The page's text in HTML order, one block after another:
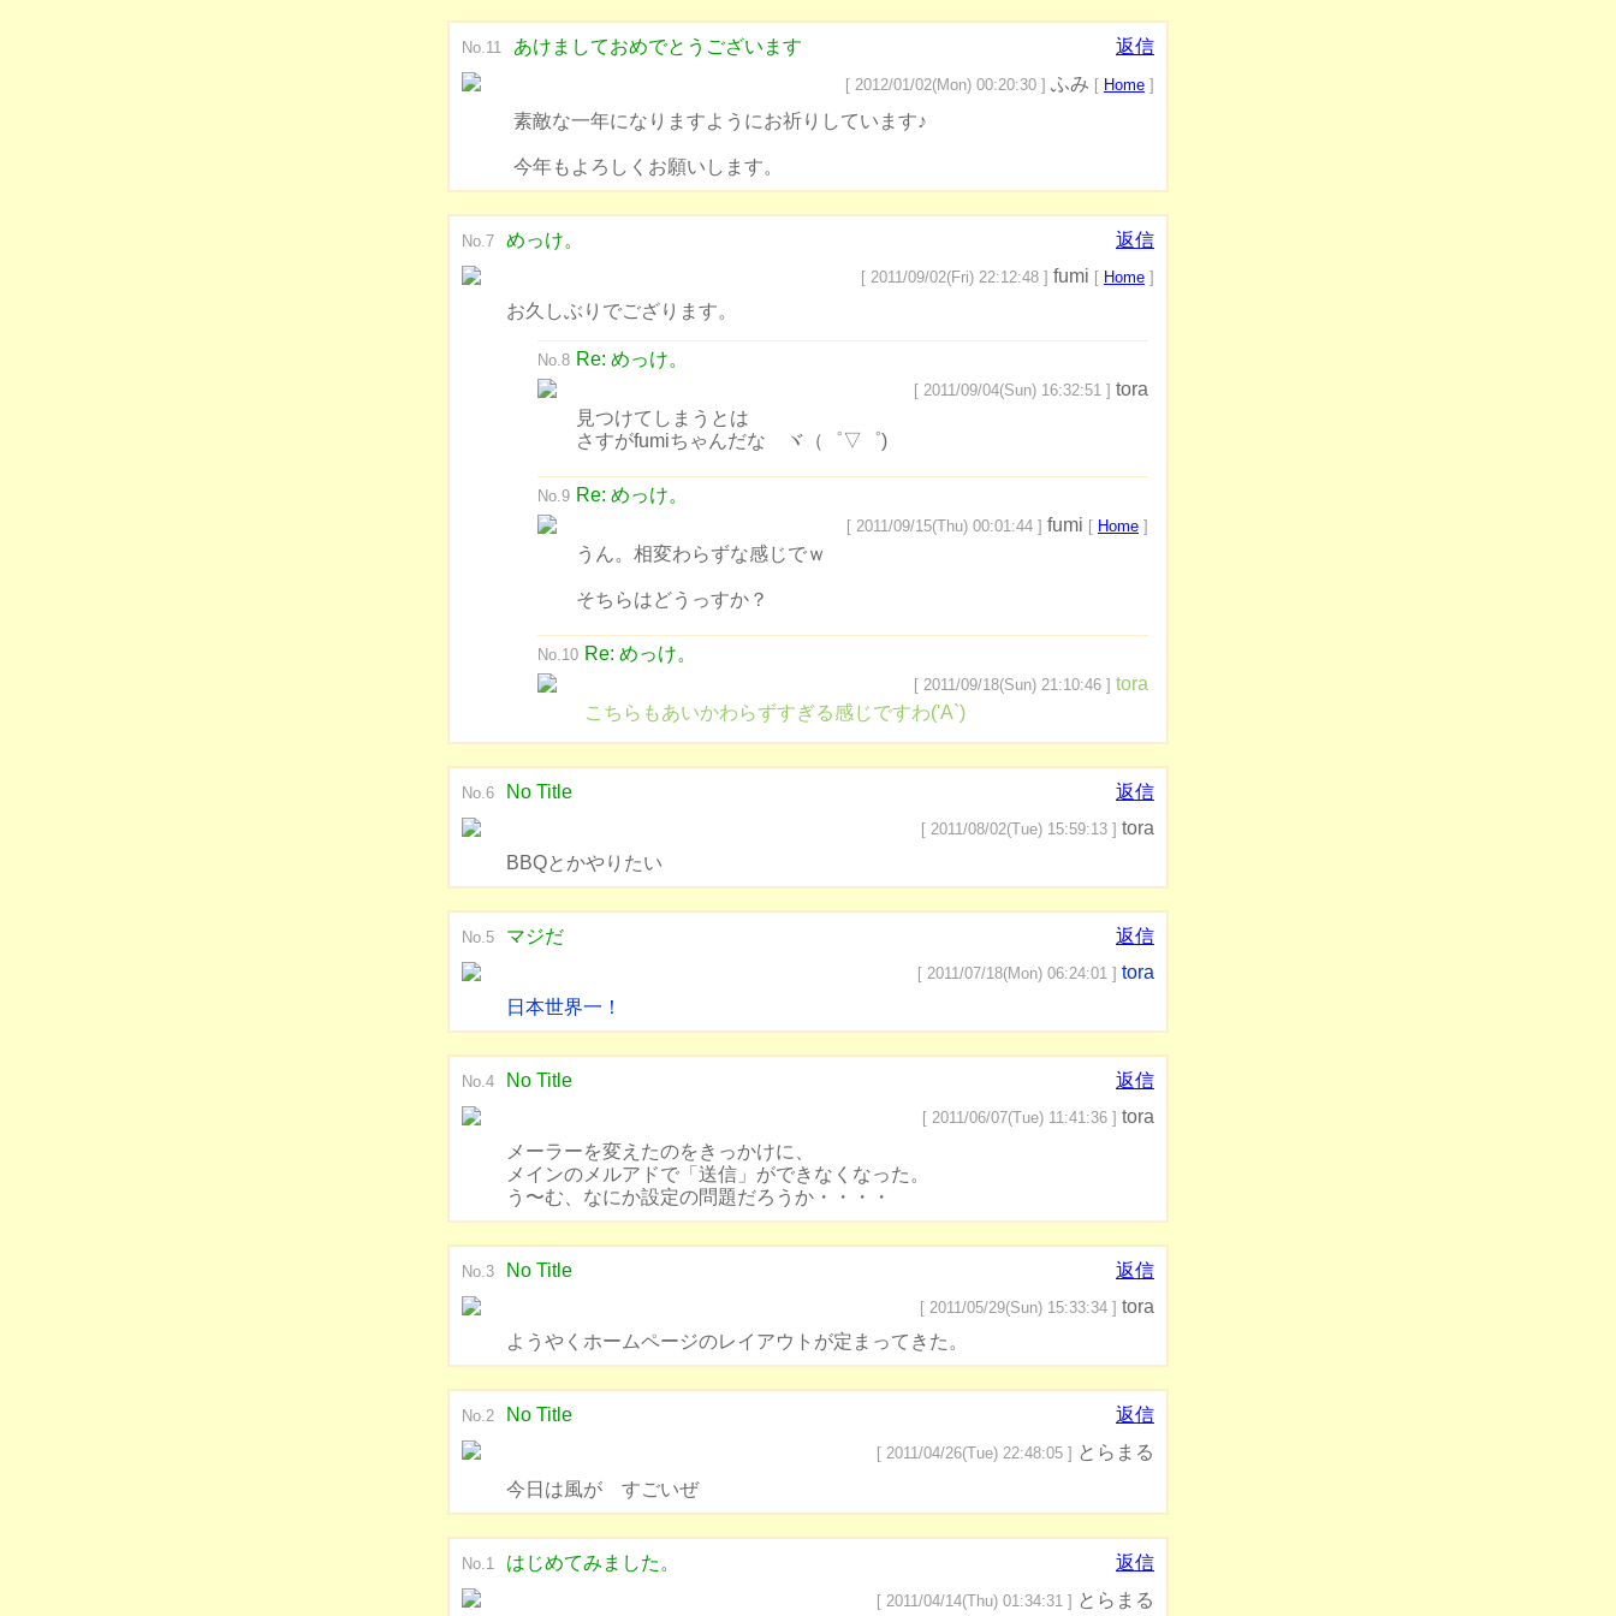
No.11 あけましておめでとうございます 返信
[ 2012/01/02(Mon) 00:20:30 ] ふみ [ Home ]
素敵な一年になりますようにお祈りしています♪
今年もよろしくお願いします。
No.7 めっけ。 返信
[ 2011/09/02(Fri) 22:12:48 ] fumi [ Home ]
お久しぶりでござります。
No.8 Re: めっけ。
[ 2011/09/04(Sun) 16:32:51 ] tora
見つけてしまうとは
さすがfumiちゃんだな ヾ（゜▽゜)
No.9 Re: めっけ。
[ 2011/09/15(Thu) 00:01:44 ] fumi [ Home ]
うん。相変わらずな感じでｗ
そちらはどうっすか？
No.10 Re: めっけ。
[ 2011/09/18(Sun) 21:10:46 ] tora
こちらもあいかわらずすぎる感じですわ('A`)
No.6 No Title 返信
[ 2011/08/02(Tue) 15:59:13 ] tora
BBQとかやりたい
No.5 マジだ 返信
[ 2011/07/18(Mon) 06:24:01 ] tora
日本世界一！
No.4 No Title 返信
[ 2011/06/07(Tue) 11:41:36 ] tora
メーラーを変えたのをきっかけに、
メインのメルアドで「送信」ができなくなった。
う〜む、なにか設定の問題だろうか・・・・
No.3 No Title 返信
[ 2011/05/29(Sun) 15:33:34 ] tora
ようやくホームページのレイアウトが定まってきた。
No.2 No Title 返信
[ 2011/04/26(Tue) 22:48:05 ] とらまる
今日は風が すごいぜ
No.1 はじめてみました。 返信
[ 2011/04/14(Thu) 01:34:31 ] とらまる